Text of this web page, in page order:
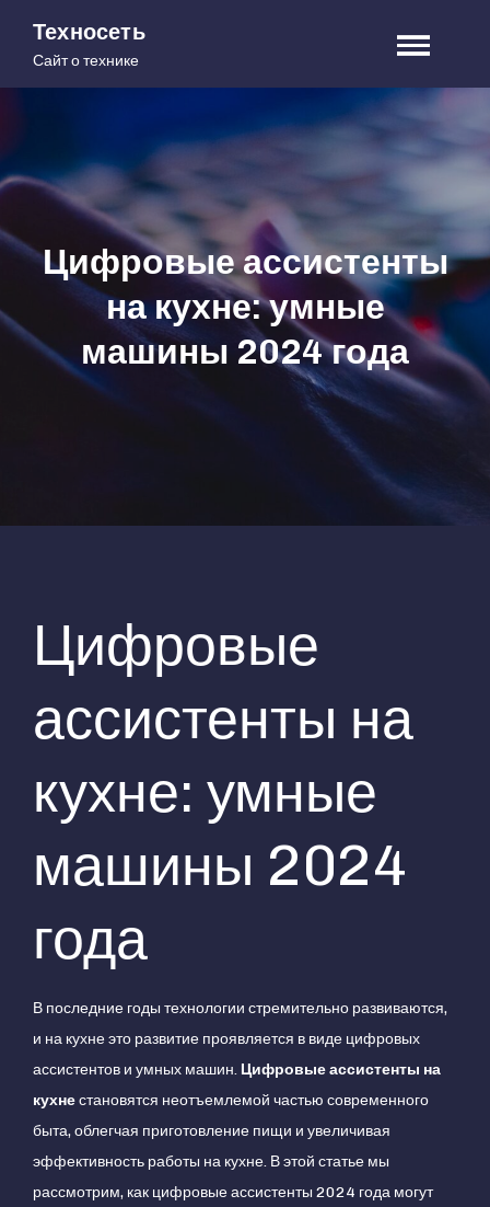
Техносеть
Сайт о технике
Цифровые ассистенты
на кухне: умные
машины 2024 года
Цифровые
ассистенты на
кухне: умные
машины 2024
года
В последние годы технологии стремительно развиваются,
и на кухне это развитие проявляется в виде цифровых
ассистентов и умных машин. Цифровые ассистенты на
кухнестановятся неотъемлемой частью современного
быта, облегчая приготовление пищи и увеличивая
эффективность работы на кухне. В этой статье мы
рассмотрим, как цифровые ассистенты 2024 года могут